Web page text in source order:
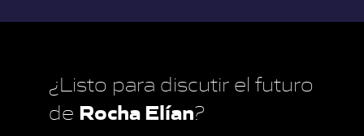
¿Listo para discutir el futuro
de Rocha Elían?